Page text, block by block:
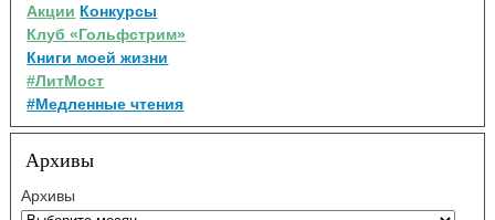
Акции Конкурсы
Клуб «Гольфстрим»
Книги моей жизни
#ЛитМост
#Медленные чтения
Архивы
Архивы